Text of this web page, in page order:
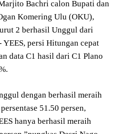
Bachri calon Bupati dan
Komering Ulu (OKU),
2 berhasil Unggul dari
persi Hitungan cepat
data C1 hasil dari C1 Plano
dengan berhasil meraih
51.50 persen,
hanya berhasil meraih